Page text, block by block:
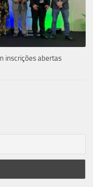
inscrições abertas